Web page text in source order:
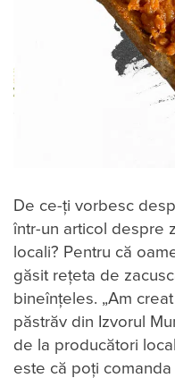
De ce-ți vorbesc
într-un articol despre
locali? Pentru că
găsit rețeta de
bineînțeles. „Am
păstrăv din Izvorul
de la producători
este că poți